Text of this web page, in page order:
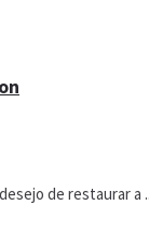
de restaurar a